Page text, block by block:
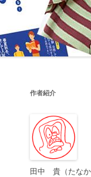
作者紹介
田中 貴（たなか